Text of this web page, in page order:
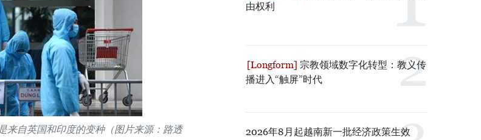
来自英国和印度的变种（图片来源：路透
由权利
宗教领域数字化转型：教义传
播进入“触屏”时代
2026年8月起越南新一批经济政策生效